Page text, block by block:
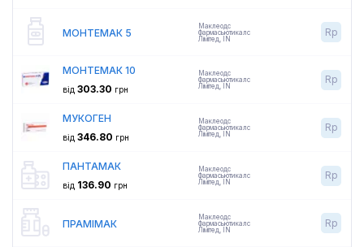
МОНТЕМАК 5
Маклеодс
Фармасьютикалс
Лімітед
IN
Rp
МОНТЕМАК 10
від 303.30 грн
Маклеодс
Фармасьютикалс
Лімітед, IN
Rp
МУКОГЕН
від 346.80 грн
Маклеодс
Фармасьютикалс
Лімітед, IN
Rp
ПАНТАМАК
від 136.90 грн
Маклеодс
Фармасьютикалс
Лімітед, IN
Rp
ПРАМІМАК
Маклеодс
Фармасьютикалс
Лімітед
IN
Rp